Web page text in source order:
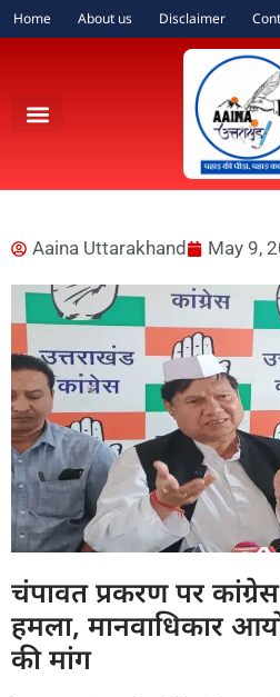
Home About us Disclaimer
Aaina Uttarakhand May 9,
चंपावत प्रकरण पर
हमला, मानवाधिकार
की मांग